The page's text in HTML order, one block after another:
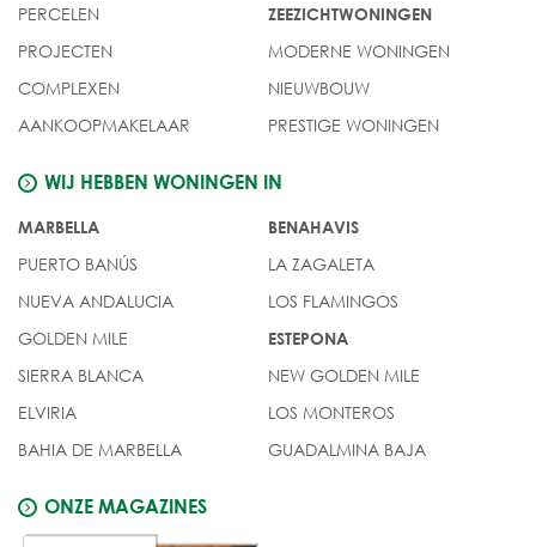
PERCELEN
PROJECTEN
COMPLEXEN
AANKOOPMAKELAAR
ZEEZICHTWONINGEN
MODERNE WONINGEN
NIEUWBOUW
PRESTIGE WONINGEN
WIJ HEBBEN WONINGEN IN
MARBELLA
PUERTO BANÚS
NUEVA ANDALUCIA
GOLDEN MILE
SIERRA BLANCA
ELVIRIA
BAHIA DE MARBELLA
BENAHAVIS
LA ZAGALETA
LOS FLAMINGOS
ESTEPONA
NEW GOLDEN MILE
LOS MONTEROS
GUADALMINA BAJA
ONZE MAGAZINES